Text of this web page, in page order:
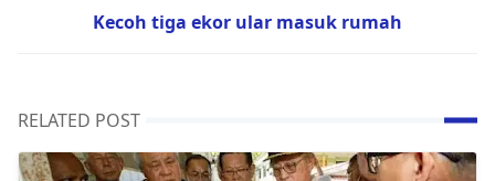
Kecoh tiga ekor ular masuk rumah
RELATED POST